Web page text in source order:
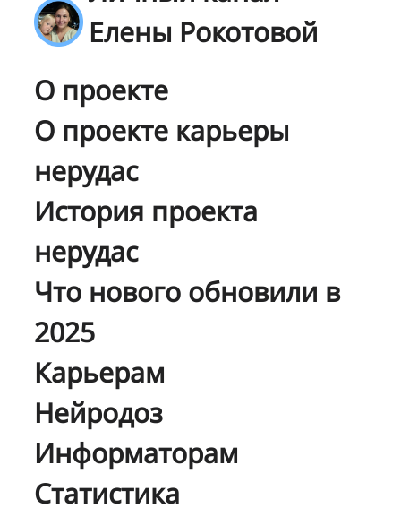
Елены Рокотовой
О проекте
О проекте карьеры
нерудас
История проекта
нерудас
Что нового обновили в
2025
Карьерам
Нейродоз
Информаторам
Статистика